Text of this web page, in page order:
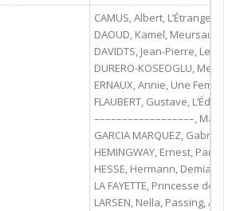
CAMUS, Albert, L’Étranger
DAOUD, Kamel, Meursault,
DAVIDTS, Jean-Pierre, Le
DURERO-KOSEOGLU, Mes
ERNAUX, Annie, Une Femme,
FLAUBERT, Gustave,
––––––––––––––––––,
GARCIA MARQUEZ, Gabriel,
HEMINGWAY, Ernest, Paris
HESSE, Hermann, Demian
LA FAYETTE, Princesse de
LARSEN, Nella, Passing, Alfred